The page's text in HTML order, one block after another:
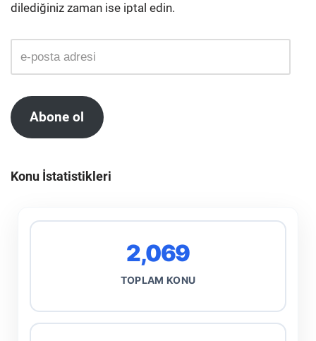
dilediğiniz zaman ise iptal edin.
Abone ol
Konu İstatistikleri
2,069
TOPLAM KONU